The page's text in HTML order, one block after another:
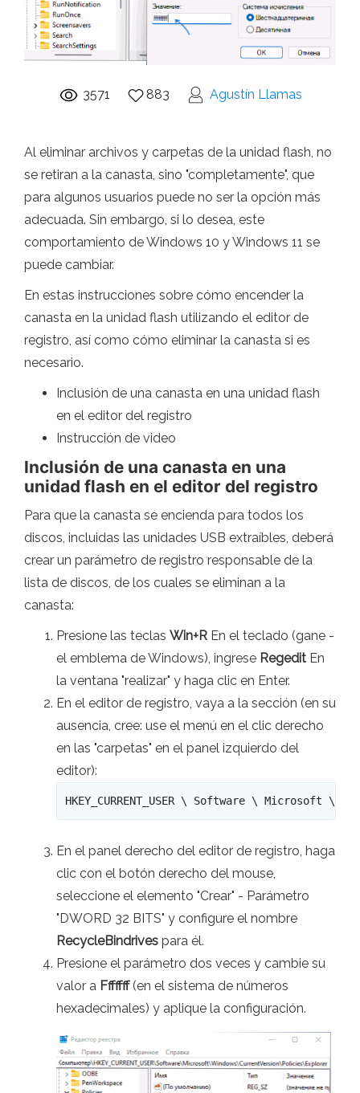
3571 883 Agustín Llamas
Al eliminar archivos y carpetas de la unidad flash, no
se retiran a la canasta, sino "completamente", que
para algunos usuarios puede no ser la opción más
adecuada. Sin embargo, si lo desea, este
comportamiento de Windows 10 y Windows 11 se
puede cambiar.
En estas instrucciones sobre cómo encender la
canasta en la unidad flash utilizando el editor de
registro, así como cómo eliminar la canasta si es
necesario.
Inclusión de una canasta en una unidad flash
en el editor del registro
Instrucción de video
Inclusión de una canasta en una
unidad flash en el editor del registro
Para que la canasta se encienda para todos los
discos, incluidas las unidades USB extraíbles, deberá
crear un parámetro de registro responsable de la
lista de discos, de los cuales se eliminan a la
canasta:
Presione las teclas Win+R En el teclado (gane -
el emblema de Windows), ingrese Regedit En
la ventana "realizar" y haga clic en Enter.
En el editor de registro, vaya a la sección (en su
ausencia, cree: use el menú en el clic derecho
en las "carpetas" en el panel izquierdo del
editor):
HKEY_CURRENT_USER \ Software \ Microsoft
En el panel derecho del editor de registro, haga
clic con el botón derecho del mouse,
seleccione el elemento "Crear" - Parámetro
"DWORD 32 BITS" y configure el nombre
RecycleBindrives para él.
Presione el parámetro dos veces y cambie su
valor a Fffffff(en el sistema de números
hexadecimales) y aplique la configuración.